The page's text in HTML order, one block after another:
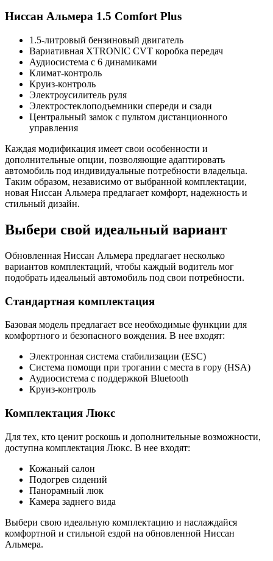
Ниссан Альмера 1.5 Comfort Plus
1.5-литровый бензиновый двигатель
Вариативная XTRONIC CVT коробка передач
Аудиосистема с 6 динамиками
Климат-контроль
Круиз-контроль
Электроусилитель руля
Электростеклоподъемники спереди и сзади
Центральный замок с пультом дистанционного
управления
Каждая модификация имеет свои особенности и
дополнительные опции, позволяющие адаптировать
автомобиль под индивидуальные потребности владельца.
Таким образом, независимо от выбранной комплектации,
новая Ниссан Альмера предлагает комфорт, надежность и
стильный дизайн.
Выбери свой идеальный вариант
Обновленная Ниссан Альмера предлагает несколько
вариантов комплектаций, чтобы каждый водитель мог
подобрать идеальный автомобиль под свои потребности.
Стандартная комплектация
Базовая модель предлагает все необходимые функции для
комфортного и безопасного вождения. В нее входят:
Электронная система стабилизации (ESC)
Система помощи при трогании с места в гору (HSA)
Аудиосистема с поддержкой Bluetooth
Круиз-контроль
Комплектация Люкс
Для тех, кто ценит роскошь и дополнительные возможности,
доступна комплектация Люкс. В нее входят:
Кожаный салон
Подогрев сидений
Панорамный люк
Камера заднего вида
Выбери свою идеальную комплектацию и наслаждайся
комфортной и стильной ездой на обновленной Ниссан
Альмера.